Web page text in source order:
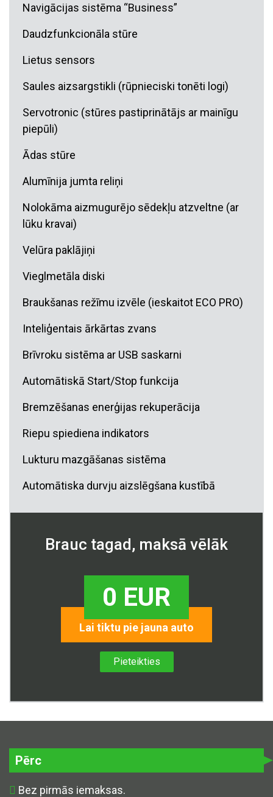
Navigācijas sistēma “Business”
Daudzfunkcionāla stūre
Lietus sensors
Saules aizsargstikli (rūpnieciski tonēti logi)
Servotronic (stūres pastiprinātājs ar mainīgu
piepūli)
Ādas stūre
Alumīnija jumta reliņi
Nolokāma aizmugurējo sēdekļu atzveltne (ar
lūku kravai)
Velūra paklājiņi
Vieglmetāla diski
Braukšanas režīmu izvēle (ieskaitot ECO PRO)
Inteliģentais ārkārtas zvans
Brīvroku sistēma ar USB saskarni
Automātiskā Start/Stop funkcija
Bremzēšanas enerģijas rekuperācija
Riepu spiediena indikators
Lukturu mazgāšanas sistēma
Automātiska durvju aizslēgšana kustībā
Brauc tagad, maksā vēlāk
0 EUR
Lai tiktu pie jauna auto
Pieteikties
Pērc
Bez pirmās iemaksas.